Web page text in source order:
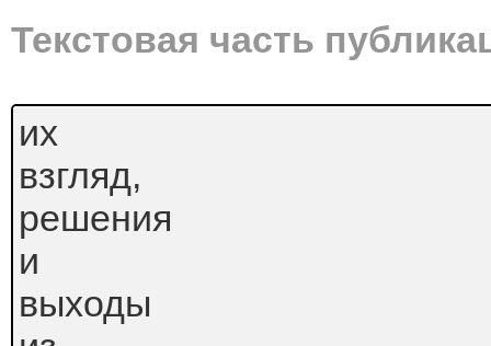
Текстовая часть
их
взгляд,
решения
и
выходы